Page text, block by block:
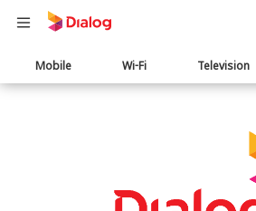
Main
navigation
Mobile Wi-Fi Television